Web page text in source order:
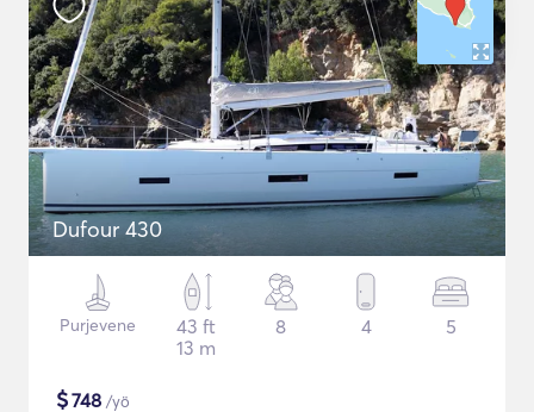
Dufour 430
Purjevene
43 ft
13 m
8 4 5
$748 /yö